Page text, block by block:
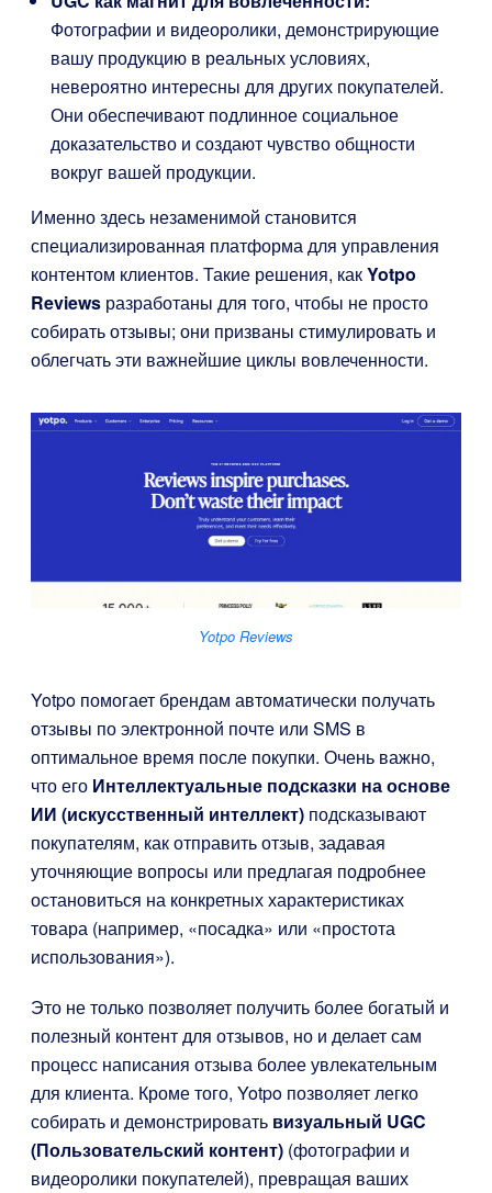
Фотографии и видеоролики, демонстрирующие
вашу продукцию в реальных условиях,
невероятно интересны для других покупателей.
Они обеспечивают подлинное социальное
доказательство и создают чувство общности
вокруг вашей продукции.
Именно здесь незаменимой становится
специализированная платформа для управления
контентом клиентов. Такие решения, какYotpo
Reviews разработаны для того, чтобы не просто
собирать отзывы; они призваны стимулировать и
облегчать эти важнейшие циклы вовлеченности.
Yotpo Reviews
Yotpo помогает брендам автоматически получать
отзывы по электронной почте или SMS в
оптимальное время после покупки. Очень важно,
что его Интеллектуальные подсказки на основе
ИИ (искусственный интеллект) подсказывают
покупателям, как отправить отзыв, задавая
уточняющие вопросы или предлагая подробнее
остановиться на конкретных характеристиках
товара (например, «посадка» или «простота
использования»).
Это не только позволяет получить более богатый и
полезный контент для отзывов, но и делает сам
процесс написания отзыва более увлекательным
для клиента. Кроме того, Yotpo позволяет легко
собирать и демонстрировать визуальный UGC
(Пользовательский контент) (фотографии и
видеоролики покупателей), превращая ваших